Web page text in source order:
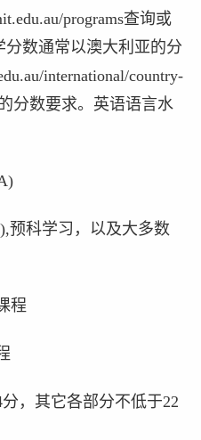
programs查询或
数通常以澳大利亚的分
international/country-
分数要求。英语语言水
预科学习，以及大多数
程
，其它各部分不低于22